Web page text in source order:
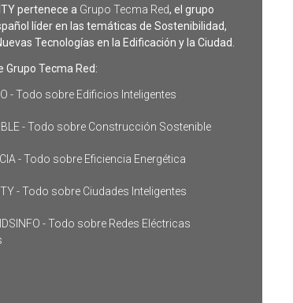
pertenece a Grupo Tecma Red, el grupo
líder en las temáticas de Sostenibilidad,
Tecnologías en la Edificación y la Ciudad.
Grupo Tecma Red:
- Todo sobre Edificios Inteligentes
- Todo sobre Construcción Sostenible
- Todo sobre Eficiencia Energética
- Todo sobre Ciudades Inteligentes
- Todo sobre Redes Eléctricas